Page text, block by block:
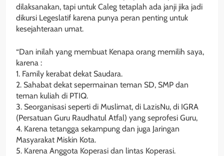
dilaksanakan, tapi untuk Caleg tetaplah ada janji jika jadi
dikursi Legeslatif karena punya peran penting untuk
kesejahteraan umat.
“Dan inilah yang membuat Kenapa orang memilih saya,
karena :
1. Family kerabat dekat Saudara.
2. Sahabat dekat sepermainan teman SD, SMP dan
teman kuliah di PTIQ.
3. Seorganisasi seperti di Muslimat, di LazisNu, di IGRA
(Persatuan Guru Raudhatul Atfal) yang seprofesi Guru,
4. Karena tetangga sekampung dan juga Jaringan
Masyarakat Miskin Kota.
5. Karena Anggota Koperasi dan lintas Koperasi.